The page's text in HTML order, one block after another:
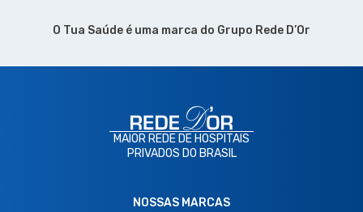
O Tua Saúde é uma marca do Grupo Rede D’Or
MAIOR REDE DE HOSPITAIS
PRIVADOS DO BRASIL
NOSSAS MARCAS